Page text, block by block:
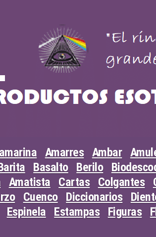
Amarres Ambar
Basalto Berilo
Amatista Cartas Colgantes
Cuenco Diccionarios
Espinela Estampas Figuras